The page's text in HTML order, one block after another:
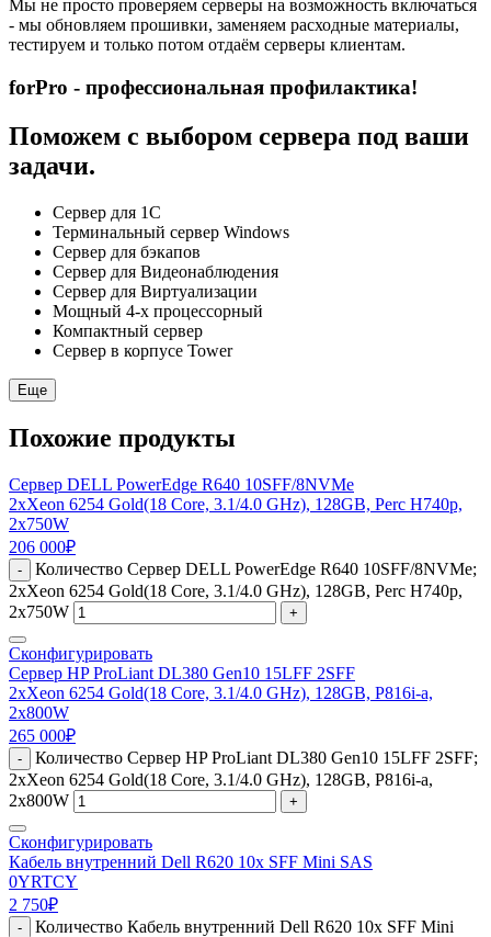
Мы не просто проверяем серверы на возможность включаться
- мы обновляем прошивки, заменяем расходные материалы,
тестируем и только потом отдаём серверы клиентам.
forPro - профессиональная профилактика!
Поможем с выбором сервера под ваши
задачи.
Сервер для 1С
Терминальный сервер Windows
Сервер для бэкапов
Сервер для Видеонаблюдения
Сервер для Виртуализации
Мощный 4-х процессорный
Компактный сервер
Сервер в корпусе Tower
Еще
Похожие продукты
Сервер DELL PowerEdge R640 10SFF/8NVMe
2xXeon 6254 Gold(18 Core, 3.1/4.0 GHz), 128GB, Perc H740p,
2x750W
206 000₽
-
Количество Сервер DELL PowerEdge R640 10SFF/8NVMe;
2xXeon 6254 Gold(18 Core, 3.1/4.0 GHz), 128GB, Perc H740p,
2x750W
+
Сконфигурировать
Сервер HP ProLiant DL380 Gen10 15LFF 2SFF
2xXeon 6254 Gold(18 Core, 3.1/4.0 GHz), 128GB, P816i-a,
2x800W
265 000₽
-
Количество Сервер HP ProLiant DL380 Gen10 15LFF 2SFF;
2xXeon 6254 Gold(18 Core, 3.1/4.0 GHz), 128GB, P816i-a,
2x800W
+
Сконфигурировать
Кабель внутренний Dell R620 10x SFF Mini SAS
0YRTCY
2 750₽
-
Количество Кабель внутренний Dell R620 10x SFF Mini